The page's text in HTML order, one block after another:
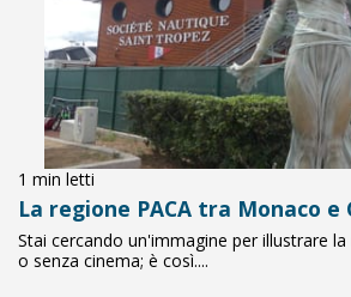
1 min letti
La regione PACA tra Monaco e
Stai cercando un'immagine per illustrare
o senza cinema; è così....